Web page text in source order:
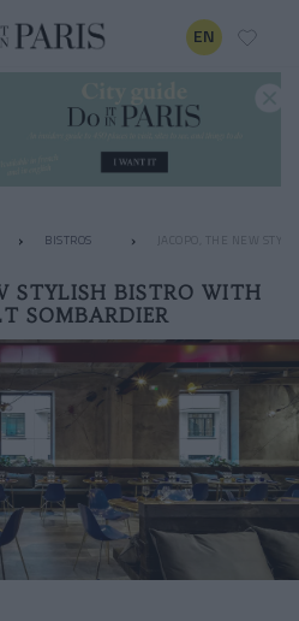
EN
BISTROS JACOPO, THE NEW
STYLISH BISTRO WITH
SOMBARDIER